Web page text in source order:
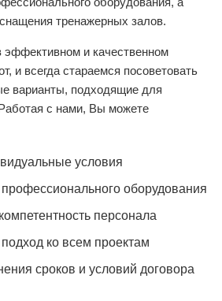
тренажерных залов.
и качественном
и всегда стараемся посоветовать
варианты, подходящие для
Работая с нами, Вы можете
условия
оборудования
персонала
ко всем проектам
сроков и условий договора